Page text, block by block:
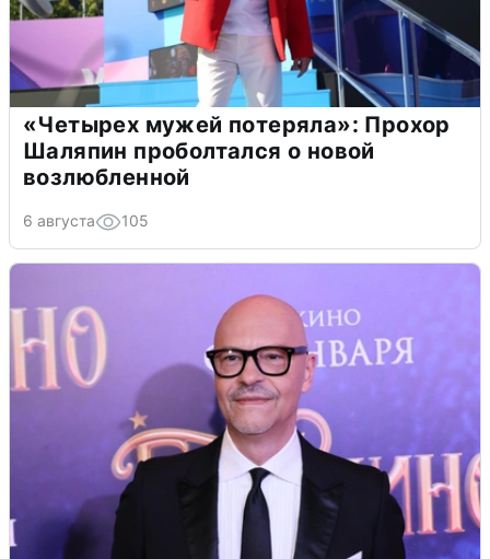
«Четырех мужей потеряла»: Прохор
Шаляпин проболтался о новой
возлюбленной
6 августа 105